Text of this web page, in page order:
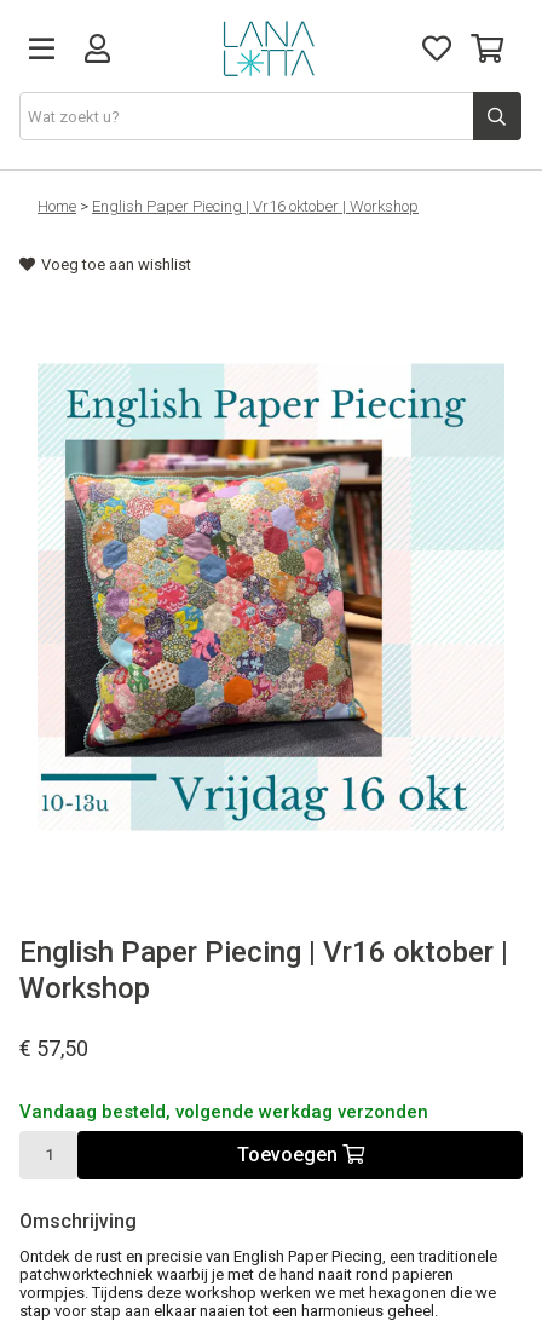
Stoffen
Fournituren
Patronen
Naaimachines
Workshops
Tips & tricks
Cadeaubon
Solden
Contact
Home > English Paper Piecing | Vr16 oktober | Workshop
Voeg toe aan wishlist
English Paper Piecing | Vr16 oktober |
Workshop
€ 57,50
Vandaag besteld, volgende werkdag verzonden
Toevoegen
Omschrijving
Ontdek de rust en precisie van English Paper Piecing , een traditionele
patchworktechniek waarbij je met de hand naait rond papieren
vormpjes. Tijdens deze workshop werken we met hexagonen die we
stap voor stap aan elkaar naaien tot een harmonieus geheel.